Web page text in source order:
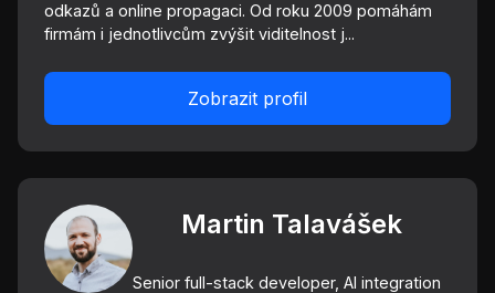
odkazů a online propagaci. Od roku 2009 pomáhám
firmám i jednotlivcům zvýšit viditelnost j...
Zobrazit profil
Martin Talavášek
Senior full-stack developer, AI integration